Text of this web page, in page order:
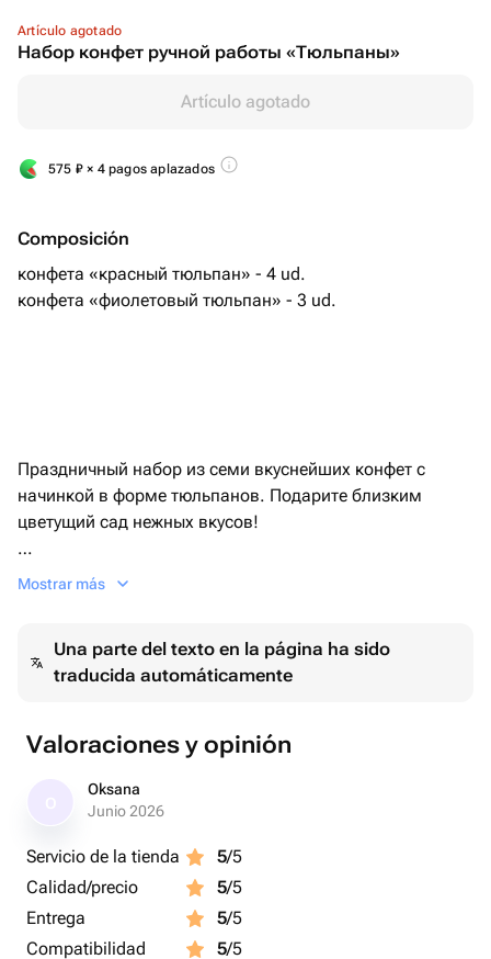
Artículo agotado
Набор конфет ручной работы «Тюльпаны»
Artículo agotado
575 ₽ × 4 pagos aplazados
Composición
конфета «красный тюльпан» - 4 ud.
конфета «фиолетовый тюльпан» - 3 ud.
Праздничный набор из семи вкуснейших конфет с
начинкой в форме тюльпанов. Подарите близким
цветущий сад нежных вкусов!
В сладком наборе собраны семь изысканных конфет,
Основной ингредиент конфет — высококачественный
рецепторы шелковистой текстурой и радует нежным
вкусом какао.
В начинку каждого красного тюльпана кондитеры
шоколада, миндальной пасты и карамелизованного
миндаля. Это сочетание создает удивительную
текстуру: молочный шоколад приятно тает во рту, а
миндальная паста дополняет кремовое звучание.
Mostrar más
Una parte del texto en la página ha sido
traducida automáticamente
Valoraciones y opinión
Oksana
Junio 2026
Servicio de la tienda 5/5
Calidad/precio
5/5
Entrega
5/5
Compatibilidad
5/5